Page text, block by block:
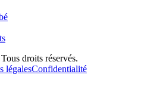
droits réservés.
légalesConfidentialité